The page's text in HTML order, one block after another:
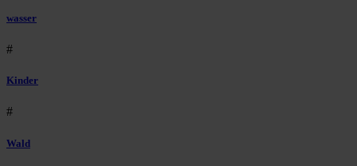
wasser
#
Kinder
#
Wald